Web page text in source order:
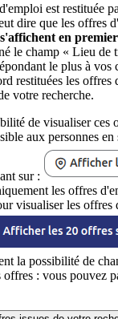
est restituée
dire que les offres
s'affichent en premier
le champ « Lieu de
le plus à vos
restituées les offres
votre recherche.
de visualiser ces
aux personnes en
sur :
les offres
visualiser les offres
la possibilité de
offres : vous pouvez